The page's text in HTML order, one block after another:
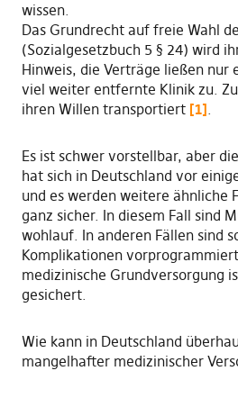
wissen.
Das Grundrecht auf freie Wahl
(Sozialgesetzbuch 5 § 24) wird
Hinweis, die Verträge ließen nur
viel weiter entfernte Klinik zu.
ihren Willen transportiert [1].
Es ist schwer vorstellbar, aber
hat sich in Deutschland vor
und es werden weitere ähnliche
ganz sicher. In diesem Fall sind
wohlauf. In anderen Fällen sind
Komplikationen
medizinische Grundversorgung
gesichert.
Wie kann in Deutschland
mangelhafter medizinischer